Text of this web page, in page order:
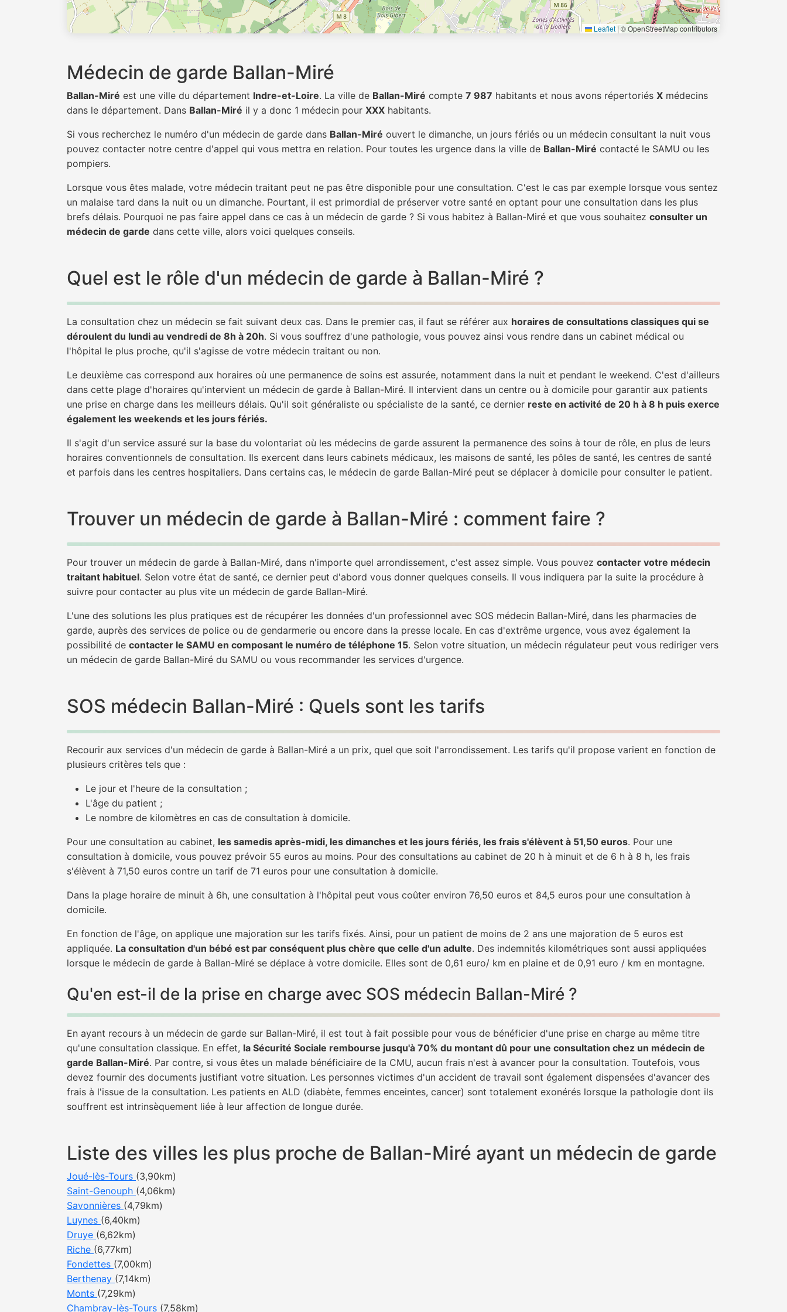
Leaflet|© OpenStreetMap contributors
Médecin de garde Ballan-Miré
Ballan-Miré est une ville du département Indre-et-Loire. La ville de Ballan-Miré compte 7 987 habitants et nous avons répertoriés X médecins
dans le département. Dans Ballan-Miré il y a donc 1 médecin pour XXX habitants.
Si vous recherchez le numéro d'un médecin de garde dans Ballan-Miré ouvert le dimanche, un jours fériés ou un médecin consultant la nuit vous
pouvez contacter notre centre d'appel qui vous mettra en relation. Pour toutes les urgence dans la ville de Ballan-Miré contacté le SAMU ou les
pompiers.
Lorsque vous êtes malade, votre médecin traitant peut ne pas être disponible pour une consultation. C'est le cas par exemple lorsque vous sentez
un malaise tard dans la nuit ou un dimanche. Pourtant, il est primordial de préserver votre santé en optant pour une consultation dans les plus
brefs délais. Pourquoi ne pas faire appel dans ce cas à un médecin de garde ? Si vous habitez à Ballan-Miré et que vous souhaitez consulter un
médecin de garde dans cette ville, alors voici quelques conseils.
Quel est le rôle d'un médecin de garde à Ballan-Miré ?
La consultation chez un médecin se fait suivant deux cas. Dans le premier cas, il faut se référer aux horaires de consultations classiques qui se
déroulent du lundi au vendredi de 8h à 20h. Si vous souffrez d'une pathologie, vous pouvez ainsi vous rendre dans un cabinet médical ou
l'hôpital le plus proche, qu'il s'agisse de votre médecin traitant ou non.
Le deuxième cas correspond aux horaires où une permanence de soins est assurée, notamment dans la nuit et pendant le weekend. C'est d'ailleurs
dans cette plage d'horaires qu'intervient un médecin de garde à Ballan-Miré. Il intervient dans un centre ou à domicile pour garantir aux patients
une prise en charge dans les meilleurs délais. Qu'il soit généraliste ou spécialiste de la santé, ce dernier reste en activité de 20 h à 8 h puis exerce
également les weekends et les jours fériés.
Il s'agit d'un service assuré sur la base du volontariat où les médecins de garde assurent la permanence des soins à tour de rôle, en plus de leurs
horaires conventionnels de consultation. Ils exercent dans leurs cabinets médicaux, les maisons de santé, les pôles de santé, les centres de santé
et parfois dans les centres hospitaliers. Dans certains cas, le médecin de garde Ballan-Miré peut se déplacer à domicile pour consulter le patient.
Trouver un médecin de garde à Ballan-Miré : comment faire ?
Pour trouver un médecin de garde à Ballan-Miré, dans n'importe quel arrondissement, c'est assez simple. Vous pouvez contacter votre médecin
traitant habituel. Selon votre état de santé, ce dernier peut d'abord vous donner quelques conseils. Il vous indiquera par la suite la procédure à
suivre pour contacter au plus vite un médecin de garde Ballan-Miré.
L'une des solutions les plus pratiques est de récupérer les données d'un professionnel avec SOS médecin Ballan-Miré, dans les pharmacies de
garde, auprès des services de police ou de gendarmerie ou encore dans la presse locale. En cas d'extrême urgence, vous avez également la
possibilité de contacter le SAMU en composant le numéro de téléphone 15. Selon votre situation, un médecin régulateur peut vous rediriger vers
un médecin de garde Ballan-Miré du SAMU ou vous recommander les services d'urgence.
SOS médecin Ballan-Miré : Quels sont les tarifs
Recourir aux services d'un médecin de garde à Ballan-Miré a un prix, quel que soit l'arrondissement. Les tarifs qu'il propose varient en fonction de
plusieurs critères tels que :
Le jour et l'heure de la consultation ;
L'âge du patient ;
Le nombre de kilomètres en cas de consultation à domicile.
Pour une consultation au cabinet, les samedis après-midi, les dimanches et les jours fériés, les frais s'élèvent à 51,50 euros. Pour une
consultation à domicile, vous pouvez prévoir 55 euros au moins. Pour des consultations au cabinet de 20 h à minuit et de 6 h à 8 h, les frais
s'élèvent à 71,50 euros contre un tarif de 71 euros pour une consultation à domicile.
Dans la plage horaire de minuit à 6h, une consultation à l'hôpital peut vous coûter environ 76,50 euros et 84,5 euros pour une consultation à
domicile.
En fonction de l'âge, on applique une majoration sur les tarifs fixés. Ainsi, pour un patient de moins de 2 ans une majoration de 5 euros est
appliquée. La consultation d'un bébé est par conséquent plus chère que celle d'un adulte. Des indemnités kilométriques sont aussi appliquées
lorsque le médecin de garde à Ballan-Miré se déplace à votre domicile. Elles sont de 0,61 euro/ km en plaine et de 0,91 euro / km en montagne.
Qu'en est-il de la prise en charge avec SOS médecin Ballan-Miré ?
En ayant recours à un médecin de garde sur Ballan-Miré, il est tout à fait possible pour vous de bénéficier d'une prise en charge au même titre
qu'une consultation classique. En effet, la Sécurité Sociale rembourse jusqu'à 70% du montant dû pour une consultation chez un médecin de
garde Ballan-Miré. Par contre, si vous êtes un malade bénéficiaire de la CMU, aucun frais n'est à avancer pour la consultation. Toutefois, vous
devez fournir des documents justifiant votre situation. Les personnes victimes d'un accident de travail sont également dispensées d'avancer des
frais à l'issue de la consultation. Les patients en ALD (diabète, femmes enceintes, cancer) sont totalement exonérés lorsque la pathologie dont ils
souffrent est intrinsèquement liée à leur affection de longue durée.
Liste des villes les plus proche de Ballan-Miré ayant un médecin de garde
Joué-lès-Tours (3,90km)
Saint-Genouph (4,06km)
Savonnières (4,79km)
Luynes (6,40km)
Druye (6,62km)
Riche (6,77km)
Fondettes (7,00km)
Berthenay (7,14km)
Monts (7,29km)
Chambray-lès-Tours (7,58km)